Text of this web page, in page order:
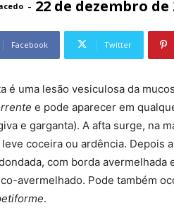
- 22 de dezembro de
Facebook Twitter
é uma lesão vesiculosa da
e pode aparecer em
e garganta). A afta surge, na
leve coceira ou ardência. Depois
com borda avermelhada
avermelhado. Pode também
.